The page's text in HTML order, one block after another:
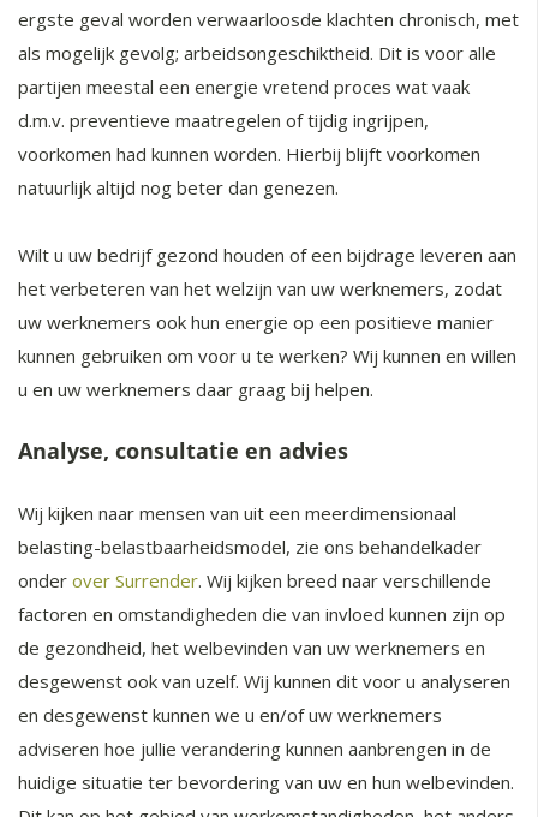
ergste geval worden verwaarloosde klachten chronisch, met
als mogelijk gevolg; arbeidsongeschiktheid. Dit is voor alle
partijen meestal een energie vretend proces wat vaak
d.m.v. preventieve maatregelen of tijdig ingrijpen,
voorkomen had kunnen worden. Hierbij blijft voorkomen
natuurlijk altijd nog beter dan genezen.
Wilt u uw bedrijf gezond houden of een bijdrage leveren aan
het verbeteren van het welzijn van uw werknemers, zodat
uw werknemers ook hun energie op een positieve manier
kunnen gebruiken om voor u te werken? Wij kunnen en willen
u en uw werknemers daar graag bij helpen.
Analyse, consultatie en advies
Wij kijken naar mensen van uit een meerdimensionaal
belasting-belastbaarheidsmodel, zie ons behandelkader
onder over Surrender. Wij kijken breed naar verschillende
factoren en omstandigheden die van invloed kunnen zijn op
de gezondheid, het welbevinden van uw werknemers en
desgewenst ook van uzelf. Wij kunnen dit voor u analyseren
en desgewenst kunnen we u en/of uw werknemers
adviseren hoe jullie verandering kunnen aanbrengen in de
huidige situatie ter bevordering van uw en hun welbevinden.